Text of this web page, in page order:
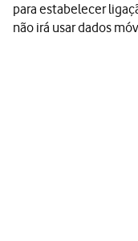
para estabelecer
não irá usar dados